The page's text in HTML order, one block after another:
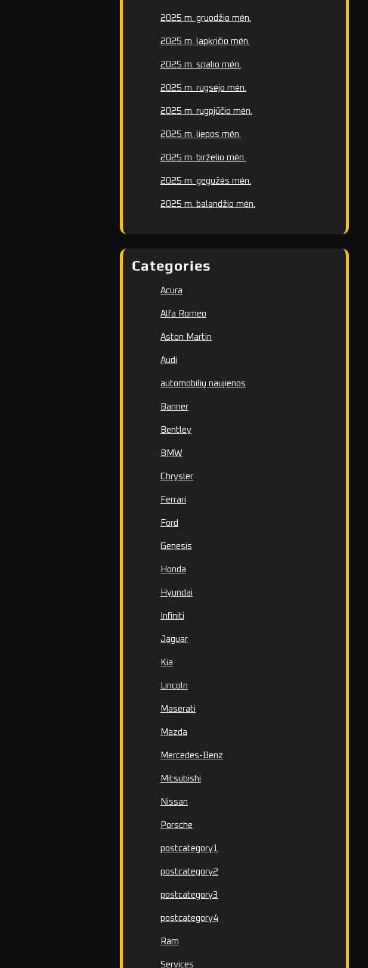
2025 m. gruodžio mėn.
2025 m. lapkričio mėn.
2025 m. spalio mėn.
2025 m. rugsėjo mėn.
2025 m. rugpjūčio mėn.
2025 m. liepos mėn.
2025 m. birželio mėn.
2025 m. gegužės mėn.
2025 m. balandžio mėn.
Categories
Acura
Alfa Romeo
Aston Martin
Audi
automobilių naujienos
Banner
Bentley
BMW
Chrysler
Ferrari
Ford
Genesis
Honda
Hyundai
Infiniti
Jaguar
Kia
Lincoln
Maserati
Mazda
Mercedes-Benz
Mitsubishi
Nissan
Porsche
postcategory1
postcategory2
postcategory3
postcategory4
Ram
Services